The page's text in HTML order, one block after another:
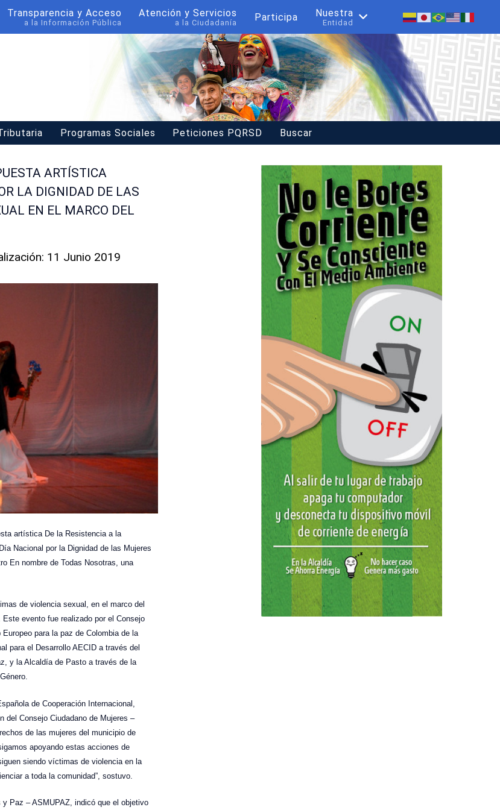
Transparencia y Acceso
a la Información Pública
Atención y Servicios
a la Ciudadanía Participa Nuestra
Entidad
Programas Sociales Peticiones PQRSD Buscar
ARTÍSTICA
LA DIGNIDAD DE LAS
EN EL MARCO DEL
11 Junio 2019
artística De la Resistencia a la
Nacional por la Dignidad de las Mujeres
En nombre de Todas Nosotras, una
de violencia sexual, en el marco del
evento fue realizado por el Consejo
para la paz de Colombia de la
para el Desarrollo AECID a través del
y la Alcaldía de Pasto a través de la
de Cooperación Internacional,
del Consejo Ciudadano de Mujeres –
de las mujeres del municipio de
apoyando estas acciones de
siendo víctimas de violencia en la
a toda la comunidad”, sostuvo.
Paz – ASMUPAZ, indicó que el objetivo